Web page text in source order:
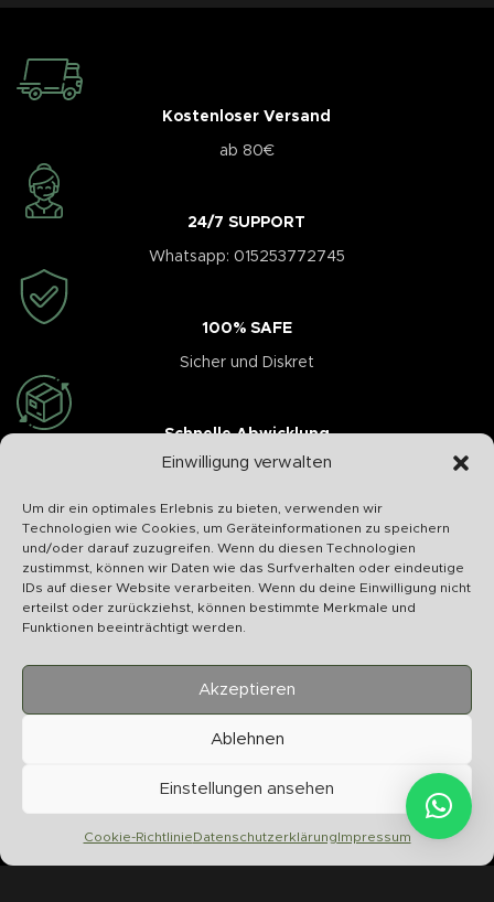
Einwilligung verwalten
Um dir ein optimales Erlebnis zu bieten, verwenden wir
Technologien wie Cookies, um Geräteinformationen zu speichern
und/oder darauf zuzugreifen. Wenn du diesen Technologien
zustimmst, können wir Daten wie das Surfverhalten oder eindeutige
IDs auf dieser Website verarbeiten. Wenn du deine Einwilligung nicht
erteilst oder zurückziehst, können bestimmte Merkmale und
Funktionen beeinträchtigt werden.
Akzeptieren
Ablehnen
Einstellungen ansehen
Cookie-RichtlinieDatenschutzerklärungImpressum
Kostenloser Versand
ab 80€
24/7 SUPPORT
Whatsapp: 015253772745
100% SAFE
Sicher und Diskret
Schnelle Abwicklung
Wir bearbeiten Ihr Anliegen schnellstmöglich
07331 4577974
Bahnhofstr. 19 73312 Geislingen